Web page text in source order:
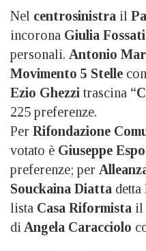
Nel centrosinistra il
incorona Giulia Fossati
personali. Antonio
Movimento 5 Stelle
Ezio Ghezzi trascina “
225 preferenze.
Per Rifondazione
votato è Giuseppe
preferenze; per
Souckaina Diatta
lista Casa Riformista il
di Angela Caracciolo